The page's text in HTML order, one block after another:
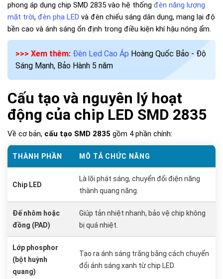
phong áp dụng chip SMD 2835 vào hệ thống đèn năng lượng
mặt trời, đèn pha LED và đèn chiếu sáng dân dụng, mang lại độ
bền cao và ánh sáng ổn định trong điều kiện khí hậu nóng ẩm.
>>> Xem thêm: Đèn Led Cao Áp Hoàng Quốc Bảo - Độ
Sáng Mạnh, Bảo Hành 5 năm
Cấu tạo và nguyên lý hoạt
động của chip LED SMD 2835
Về cơ bản, cấu tạo SMD 2835 gồm 4 phần chính:
THÀNH PHẦN MÔ TẢ CHỨC NĂNG
Chip LED
Là lõi phát sáng, chuyển đổi điện năng
thành quang năng.
Đế nhôm hoặc
đồng (PAD)
Giúp tản nhiệt nhanh, bảo vệ chip không
bị quá nhiệt.
Lớp phosphor
(bột huỳnh
quang)
Tạo ra ánh sáng trắng bằng cách chuyển
đổi ánh sáng xanh từ chip LED.